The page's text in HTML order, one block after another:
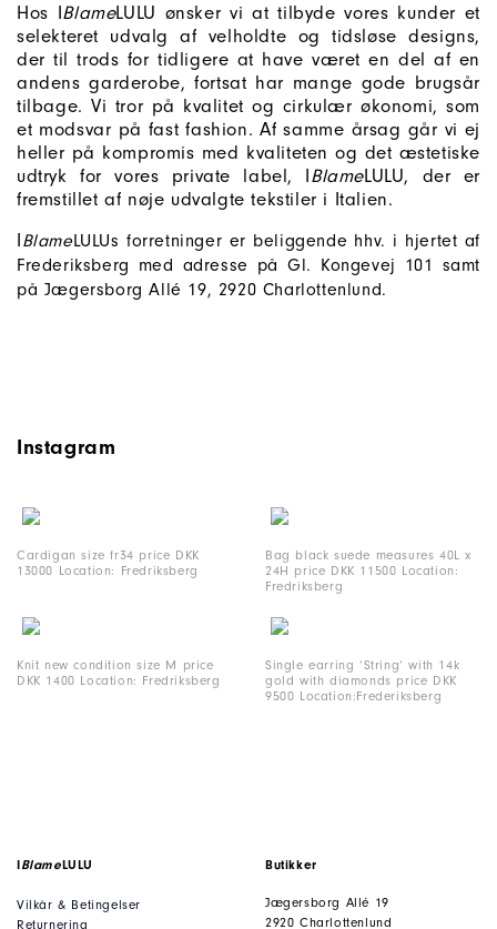
Hos IBlameLULU ønsker vi at tilbyde vores kunder et
selekteret udvalg af velholdte og tidsløse designs,
der til trods for tidligere at have været en del af en
andens garderobe, fortsat har mange gode brugsår
tilbage. Vi tror på kvalitet og cirkulær økonomi, som
et modsvar på fast fashion. Af samme årsag går vi ej
heller på kompromis med kvaliteten og det æstetiske
udtryk for vores private label, IBlameLULU, der er
fremstillet af nøje udvalgte tekstiler i Italien.
IBlameLULUs forretninger er beliggende hhv. i hjertet af
Frederiksberg med adresse på Gl. Kongevej 101 samt
på Jægersborg Allé 19, 2920 Charlottenlund.
Instagram
Cardigan size fr34 price DKK
13000 Location: Fredriksberg
Bag black suede measures 40L x
24H price DKK 11500 Location:
Fredriksberg
Knit new condition size M price
DKK 1400 Location: Fredriksberg
Single earring ‘String’ with 14k
gold with diamonds price DKK
9500 Location:Frederiksberg
IBlameLULU
Vilkår & Betingelser
Returnering
Butikker
Jægersborg Allé 19
2920 Charlottenlund